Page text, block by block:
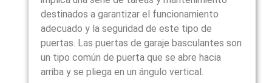
destinados a garantizar el funcionamiento
adecuado y la seguridad de este tipo de
puertas. Las puertas de garaje basculantes son
un tipo común de puerta que se abre hacia
arriba y se pliega en un ángulo vertical.